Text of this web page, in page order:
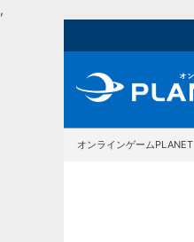
,
オンラインゲームPLANET